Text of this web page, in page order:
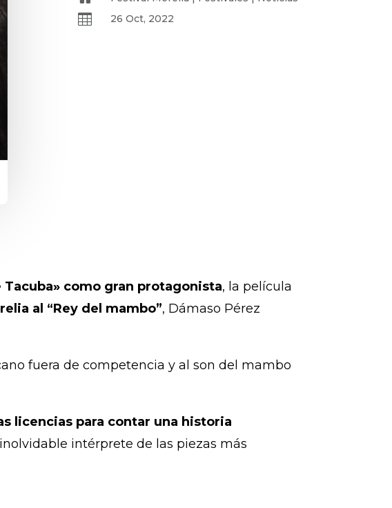
 26 Oct, 2022
Tacuba» como gran protagonista, la película
al “Rey del mambo”, Dámaso Pérez
fuera de competencia y al son del mambo
licencias para contar una historia
intérprete de las piezas más